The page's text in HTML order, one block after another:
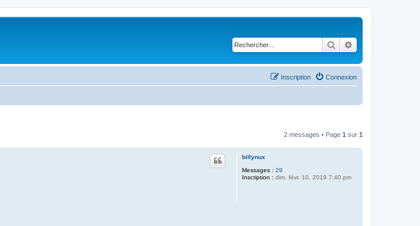
Rechercher
Connexion
Inscription
2 messages • Page 1 sur 1
billynux
Messages : 29
Inscription : dim. févr. 10, 2019 7:40 pm